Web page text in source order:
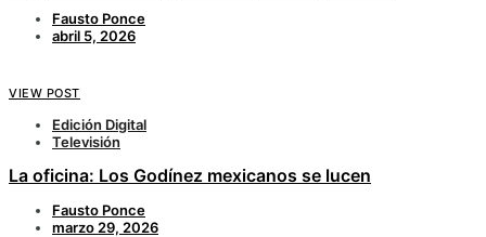
Fausto Ponce
abril 5, 2026
VIEW POST
Edición Digital
Televisión
La oficina: Los Godínez mexicanos se lucen
Fausto Ponce
marzo 29, 2026